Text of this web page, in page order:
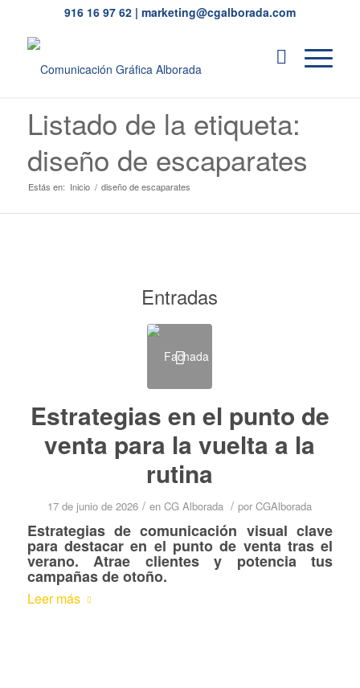
916 16 97 62| marketing@cgalborada.com
Listado de la etiqueta:
diseño de escaparates
Estás en: Inicio / diseño de escaparates
Entradas
Estrategias en el punto de
venta para la vuelta a la
rutina
17 de junio de 2026 / enCG Alborada / porCGAlborada
Estrategias de comunicación visual clave
para destacar en el punto de venta tras el
verano. Atrae clientes y potencia tus
campañas de otoño.
Leer más